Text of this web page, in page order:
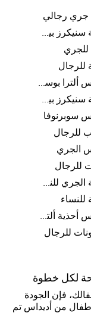
جري رجالي
أحذية سنيكرز بيضاء للرجال
للجري
للرجال
اديداس ألترا بوست
أحذية سنيكرز بيضاء للرجال
سوبرنوفا
للرجال
الجري
للرجال
أحذية الجري للنساء
للنساء
اديداس أحذية ألترا بوست للرجال
للرجال
لكل خطوة
فإن الجودة
من أديداس تم